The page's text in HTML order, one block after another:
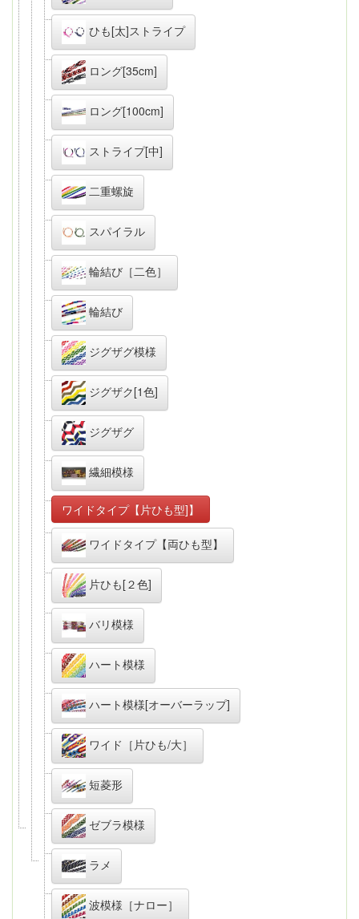
ひも[太]ストライプ
ロング[35cm]
ロング[100cm]
ストライプ[中]
二重螺旋
スパイラル
輪結び［二色］
輪結び
ジグザグ模様
ジグザク[1色]
ジグザグ
繊細模様
ワイドタイプ【片ひも型]】
ワイドタイプ【両ひも型】
片ひも[２色]
バリ模様
ハート模様
ハート模様[オーバーラップ]
ワイド［片ひも/大］
短菱形
ゼブラ模様
ラメ
波模様［ナロー］